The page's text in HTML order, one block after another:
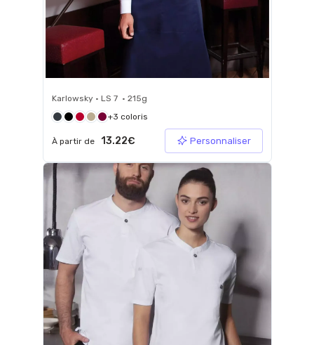
Karlowsky • LS 7 • 215g
+3 coloris
À partir de 13.22€ Personnaliser